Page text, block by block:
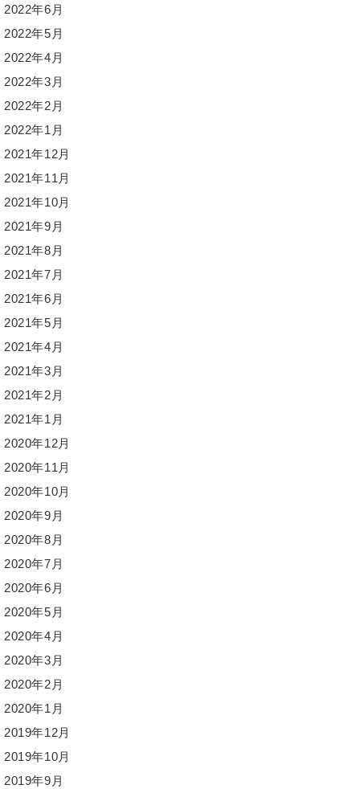
2022年6月
2022年5月
2022年4月
2022年3月
2022年2月
2022年1月
2021年12月
2021年11月
2021年10月
2021年9月
2021年8月
2021年7月
2021年6月
2021年5月
2021年4月
2021年3月
2021年2月
2021年1月
2020年12月
2020年11月
2020年10月
2020年9月
2020年8月
2020年7月
2020年6月
2020年5月
2020年4月
2020年3月
2020年2月
2020年1月
2019年12月
2019年10月
2019年9月